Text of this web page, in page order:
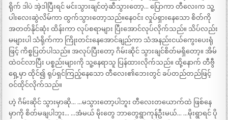
ရိုက် ဒါပဲ အဲ့ဒါပြီးရင် မင်းသွားချင်တဲ့ဆီသွားတော့… ပြောကာ တီလေးက သူ့
ပါးလေးဆွဲလိမ်ကာ ထွက်သွားတော့သည်။နေဝင်း လှုပ်ရှားနေသော စိတ်ကို
အတတ်နိုင်ဆုံး ထိန်းကာ လုပ်စရာများ ပြီးအောင်လုပ်လိုက်သည်။ သိပ်လည်း
မများပါ သံရိုက်ကာ ကြိုးတင်းနေအောင်ချည်ကာ သံအနည်းငယ်ကွေးပေးရုံ
ဖြင့် ကိစ္စပြတ်ပါသည်။ အလုပ်ပြီးတော့ ဂိမ်းဆိုင် သွားချင်စိတ်မရှိတော့။ အိမ်
ထဲဝင်လာပြီး ပစ္စည်းများကို သူ့နေရာသူ ပြန်ထားလိုက်သည်။ ထို့နောက် တီဗွီ
ရှေ့မှာ ထိုင်၍ ရုပ်ရှင်ကြည့်နေသော တီလေး၏ဘေးတွင် ခပ်တည်တည်ဖြင့်
ဝင်ထိုင်လိုက်သည်။
ဟဲ့ ဂိမ်းဆိုင် သွားမှာဆို… …မသွားတော့ပါဘူး တီလေးတယောက်ထဲ ဖြစ်နေ
မှာကို စိတ်မချပါဘူး… …အံမယ် မိုးတွေ ဘာတွေရွာကုန်ဦးမယ်… …မိုးရွာရင် ပို